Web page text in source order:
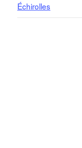
Échirolles